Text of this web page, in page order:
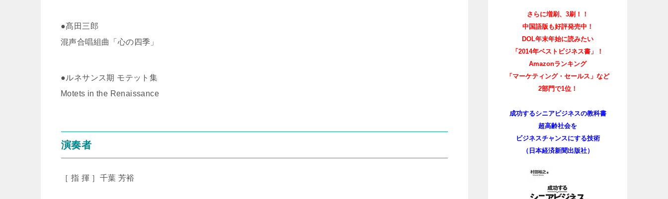
●髙田三郎
混声合唱組曲「心の四季」
●ルネサンス期 モテット集
Motets in the Renaissance
演奏者
［ 指 揮 ］千葉 芳裕
さらに増刷、3刷！！
中国語版も好評発売中！
DOL年末年始に読みたい
「2014年ベストビジネス書」！
Amazonランキング
「マーケティング・セールス」など
2部門で1位！
成功するシニアビジネスの教科書
超高齢社会を
ビジネスチャンスにする技術
（日本経済新聞出版社）